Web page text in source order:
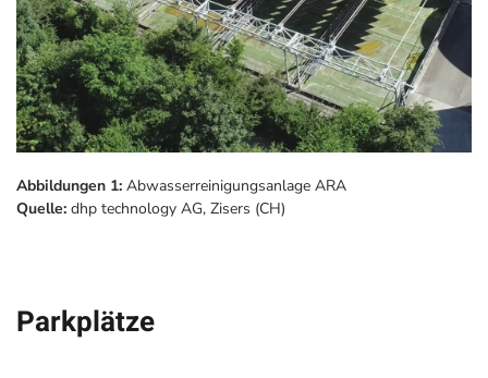
Abbildungen 1: Abwasserreinigungsanlage ARA
Quelle: dhp technology AG, Zisers (CH)
Parkplätze